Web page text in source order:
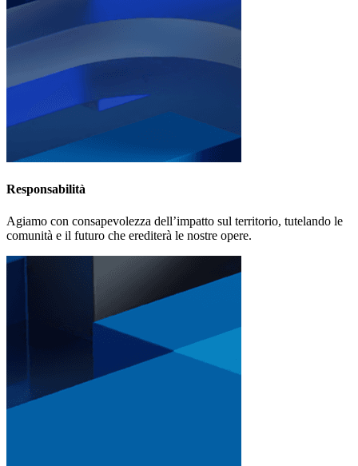
Responsabilità
Agiamo con consapevolezza dell’impatto sul territorio, tutelando le
comunità e il futuro che erediterà le nostre opere.